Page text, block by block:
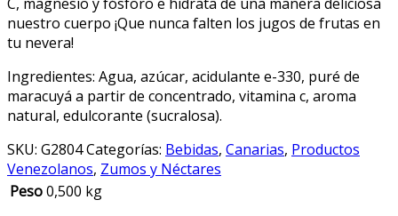
nuestro cuerpo ¡Que nunca falten los jugos de frutas en
tu nevera!
Ingredientes: Agua, azúcar, acidulante e-330, puré de
maracuyá a partir de concentrado, vitamina c, aroma
natural, edulcorante (sucralosa).
SKU: G2804Categorías: Bebidas, Canarias, Productos
Venezolanos, Zumos y Néctares
Peso0,500 kg